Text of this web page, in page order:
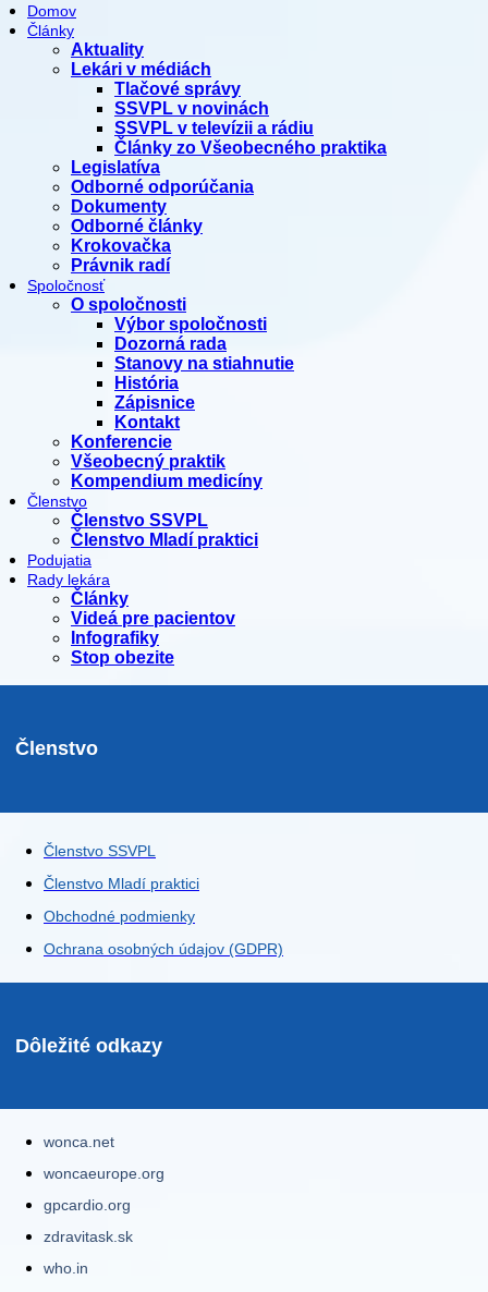
Domov
Články
Aktuality
Lekári v médiách
Tlačové správy
SSVPL v novinách
SSVPL v televízii a rádiu
Články zo Všeobecného praktika
Legislatíva
Odborné odporúčania
Dokumenty
Odborné články
Krokovačka
Právnik radí
Spoločnosť
O spoločnosti
Výbor spoločnosti
Dozorná rada
Stanovy na stiahnutie
História
Zápisnice
Kontakt
Konferencie
Všeobecný praktik
Kompendium medicíny
Členstvo
Členstvo SSVPL
Členstvo Mladí praktici
Podujatia
Rady lekára
Články
Videá pre pacientov
Infografiky
Stop obezite
Členstvo
Členstvo SSVPL
Členstvo Mladí praktici
Obchodné podmienky
Ochrana osobných údajov (GDPR)
Dôležité odkazy
wonca.net
woncaeurope.org
gpcardio.org
zdravitask.sk
who.in